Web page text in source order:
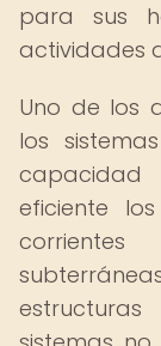
para sus
actividades
Uno de los
los
capacidad
eficiente
estructuras